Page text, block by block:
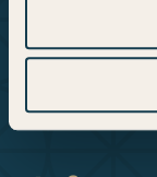
works by
artists. Here